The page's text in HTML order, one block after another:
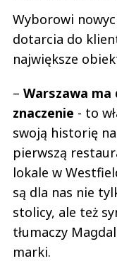
Wyborowi
dotarcia do
największe
– Warszawa ma
znaczenie - to
swoją historię
pierwszą
lokale w
są dla nas nie
stolicy, ale też
tłumaczy
marki.